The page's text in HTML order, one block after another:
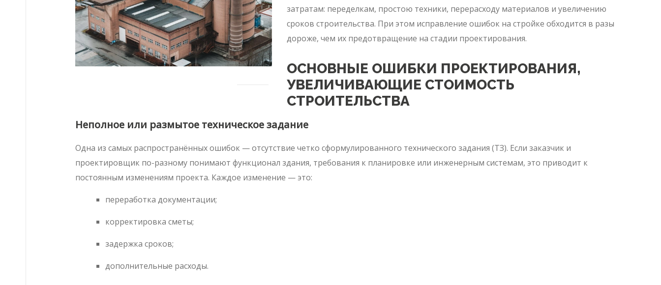
затратам: переделкам, простою техники, перерасходу материалов и увеличению
сроков строительства. При этом исправление ошибок на стройке обходится в разы
дороже, чем их предотвращение на стадии проектирования.
ОСНОВНЫЕ ОШИБКИ ПРОЕКТИРОВАНИЯ,
УВЕЛИЧИВАЮЩИЕ СТОИМОСТЬ
СТРОИТЕЛЬСТВА
Неполное или размытое техническое задание
Одна из самых распространённых ошибок — отсутствие четко сформулированного технического задания (ТЗ). Если заказчик и
проектировщик по-разному понимают функционал здания, требования к планировке или инженерным системам, это приводит к
постоянным изменениям проекта. Каждое изменение — это:
переработка документации;
корректировка сметы;
задержка сроков;
дополнительные расходы.